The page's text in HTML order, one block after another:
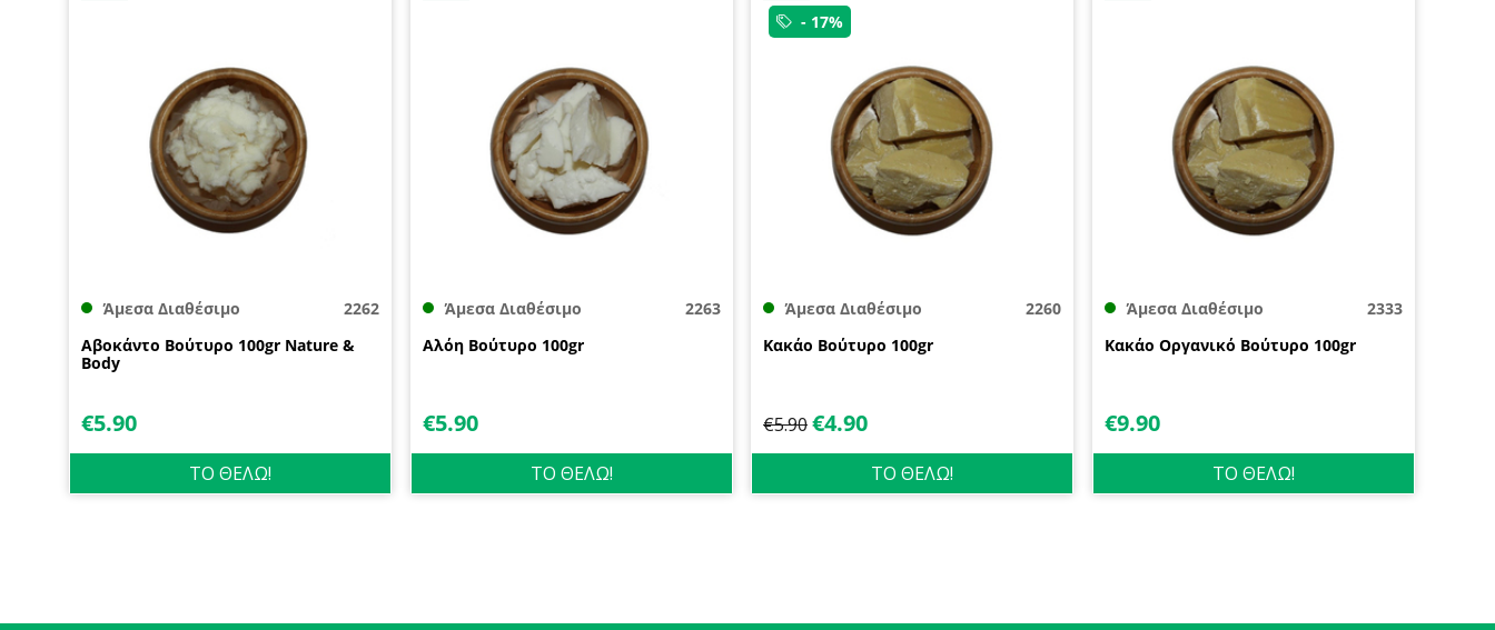
Άμεσα Διαθέσιμο
2262
Αβοκάντο Βούτυρο 100gr Nature &
Body
€5.90
ΤΟ ΘΕΛΩ!
Άμεσα Διαθέσιμο
2263
Αλόη Βούτυρο 100gr
€5.90
ΤΟ ΘΕΛΩ!
- 17%
Άμεσα Διαθέσιμο
2260
Κακάο Βούτυρο 100gr
€5.90€4.90
ΤΟ ΘΕΛΩ!
Άμεσα Διαθέσιμο
2333
Κακάο Οργανικό Βούτυρο 100gr
€9.90
ΤΟ ΘΕΛΩ!